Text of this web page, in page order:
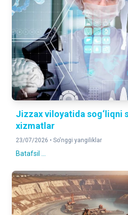
Jizzax viloyatida sog‘liqni
xizmatlar
23/07/2026 • So'nggi yangiliklar
Batafsil ...